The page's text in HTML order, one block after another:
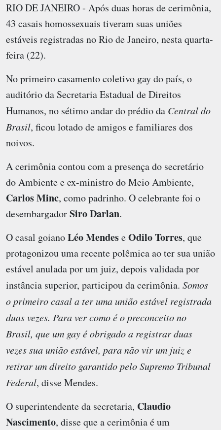
RIO DE JANEIRO - Após duas horas de cerimônia,
43 casais homossexuais tiveram suas uniões
estáveis registradas no Rio de Janeiro, nesta quarta-
feira (22).
No primeiro casamento coletivo gay do país, o
auditório da Secretaria Estadual de Direitos
Humanos, no sétimo andar do prédio da Central do
Brasil, ficou lotado de amigos e familiares dos
noivos.
A cerimônia contou com a presença do secretário
do Ambiente e ex-ministro do Meio Ambiente,
Carlos Minc, como padrinho. O celebrante foi o
desembargadorSiro Darlan.
O casal goianoLéo MendeseOdilo Torres, que
protagonizou uma recente polêmica ao ter sua união
estável anulada por um juiz, depois validada por
instância superior, participou da cerimônia. Somos
o primeiro casal a ter uma união estável registrada
duas vezes. Para ver como é o preconceito no
Brasil, que um gay é obrigado a registrar duas
vezes sua união estável, para não vir um juiz e
retirar um direito garantido pelo Supremo Tribunal
Federal, disse Mendes.
O superintendente da secretaria, Claudio
Nascimento, disse que a cerimônia é um